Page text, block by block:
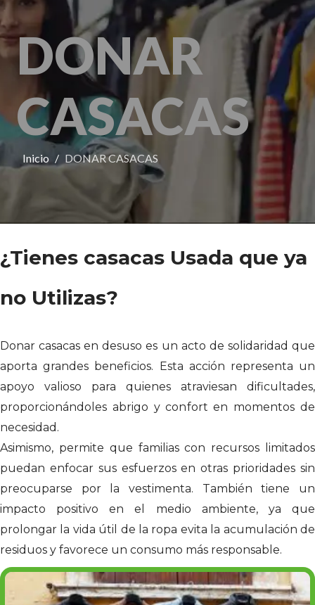
DONAR
CASACAS
Inicio DONAR CASACAS
¿Tienes casacas Usada que ya
no Utilizas?
Donar casacas en desuso es un acto de solidaridad que
aporta grandes beneficios. Esta acción representa un
apoyo valioso para quienes atraviesan dificultades,
proporcionándoles abrigo y confort en momentos de
necesidad.
Asimismo, permite que familias con recursos limitados
puedan enfocar sus esfuerzos en otras prioridades sin
preocuparse por la vestimenta. También tiene un
impacto positivo en el medio ambiente, ya que
prolongar la vida útil de la ropa evita la acumulación de
residuos y favorece un consumo más responsable.